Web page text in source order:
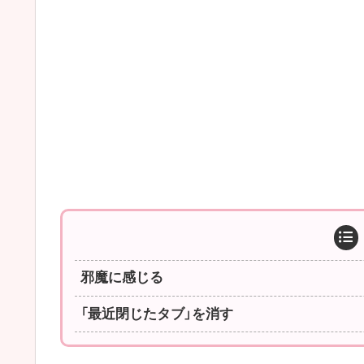
邪魔に感じる
「最近閉じたタブ」を消す